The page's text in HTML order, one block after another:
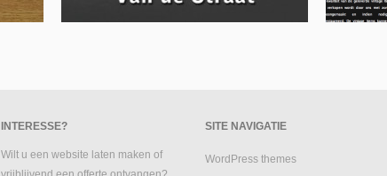
INTERESSE?
Wilt u een website laten maken of
SITE NAVIGATIE
WordPress themes